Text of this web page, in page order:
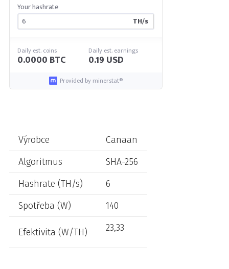
Your hashrate
TH/s
Daily est. coins
0.0000 BTC
Daily est. earnings
0.19 USD
Provided by minerstat®
Výrobce
Canaan
Algoritmus
SHA-256
Hashrate (TH/s)
6
Spotřeba (W)
140
Efektivita (W/TH) 23,33